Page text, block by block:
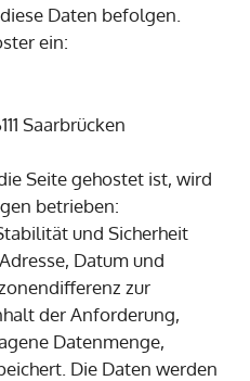
Daten befolgen.
ein:
Saarbrücken
Seite gehostet ist, wird
betrieben:
und Sicherheit
Datum und
zur
der Anforderung,
Datenmenge,
Die Daten werden